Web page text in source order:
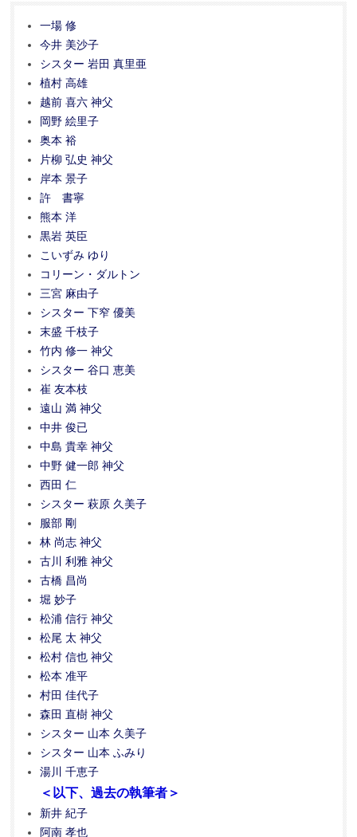
一場 修
今井 美沙子
シスター 岩田 真里亜
植村 高雄
越前 喜六 神父
岡野 絵里子
奥本 裕
片柳 弘史 神父
岸本 景子
許 書寧
熊本 洋
黒岩 英臣
こいずみ ゆり
コリーン・ダルトン
三宮 麻由子
シスター 下窄 優美
末盛 千枝子
竹内 修一 神父
シスター 谷口 恵美
崔 友本枝
遠山 満 神父
中井 俊已
中島 貴幸 神父
中野 健一郎 神父
西田 仁
シスター 萩原 久美子
服部 剛
林 尚志 神父
古川 利雅 神父
古橋 昌尚
堀 妙子
松浦 信行 神父
松尾 太 神父
松村 信也 神父
松本 准平
村田 佳代子
森田 直樹 神父
シスター 山本 久美子
シスター 山本 ふみり
湯川 千恵子
＜以下、過去の執筆者＞
新井 紀子
阿南 孝也